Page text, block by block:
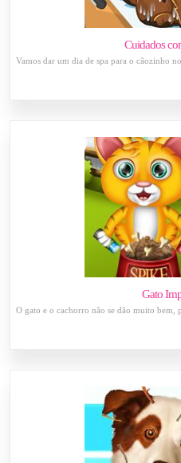
Cuidados
Vamos dar um dia de spa para o cãozinho
Gato
O gato e o cachorro não se dão muito bem,